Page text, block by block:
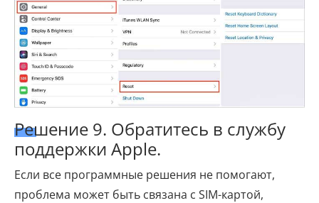
Решение 9. Обратитесь в службу
поддержки Apple.
Если все программные решения не помогают,
проблема может быть связана с SIM-картой,